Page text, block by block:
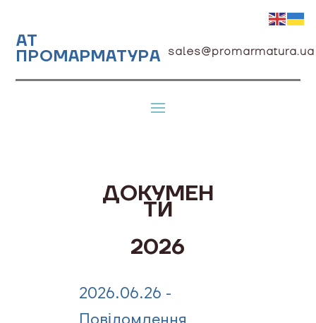
АТ
ПРОМАРМАТУРА sales@promarmatura.ua
ДОКУМЕН
ТИ
2026
2026.06.26 -
Повідомлення